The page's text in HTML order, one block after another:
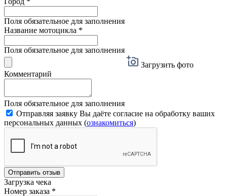
Поля обязательное для заполнения
Название мотоцикла *
Поля обязательное для заполнения
Загрузить фото
Комментарий
Поля обязательное для заполнения
Отправляя заявку Вы даёте согласие на обработку ваших
персональных данных (ознакомиться)
Отправить отзыв
Загрузка чека
Номер заказа *